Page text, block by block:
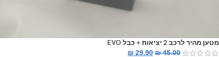
מטען מהיר לרכב 2 יציאות + כבל EVO
₪45.00
₪ 29.90